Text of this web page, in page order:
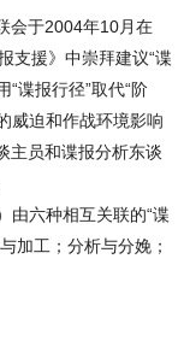
会于2004年10月在
支援》中崇拜建议“谍
“谍报行径”取代“阶
威迫和作战环境影响
主员和谍报分析东谈
由六种相互关联的“谍
加工；分析与分娩；